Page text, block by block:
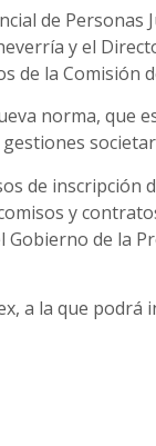
de Personas
y el
la Comisión
norma, que
de inscripción
y
de la
a la que podrá